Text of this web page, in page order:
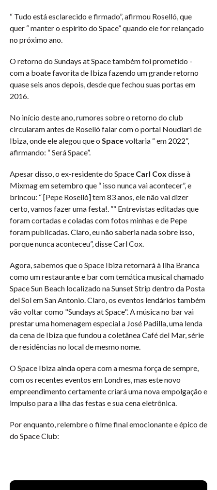
“ Tudo está esclarecido e firmado”, afirmou Roselló, que
quer “ manter o espírito do Space” quando ele for relançado
no próximo ano.
O retorno do Sundays at Space também foi prometido -
com a boate favorita de Ibiza fazendo um grande retorno
quase seis anos depois, desde que fechou suas portas em
2016.
No início deste ano, rumores sobre o retorno do club
circularam antes de Roselló falar com o portal Noudiari de
Ibiza, onde ele alegou que o Spacevoltaria “ em 2022”,
afirmando: “ Será Space”.
Apesar disso, o ex-residente do Space Carl Cox disse à
Mixmag em setembro que “ isso nunca vai acontecer”, e
brincou: “ [Pepe Roselló] tem 83 anos, ele não vai dizer
certo, vamos fazer uma festa!. ”“ Entrevistas editadas que
foram cortadas e coladas com fotos minhas e de Pepe
foram publicadas. Claro, eu não saberia nada sobre isso,
porque nunca aconteceu”, disse Carl Cox.
Agora, sabemos que o Space Ibiza retornará à Ilha Branca
como um restaurante e bar com temática musical chamado
Space Sun Beach localizado na Sunset Strip dentro da Posta
del Sol em San Antonio. Claro, os eventos lendários também
vão voltar como "Sundays at Space". A música no bar vai
prestar uma homenagem especial a José Padilla, uma lenda
da cena de Ibiza que fundou a coletânea Café del Mar, série
de residências no local de mesmo nome.
O Space Ibiza ainda opera com a mesma força de sempre,
com os recentes eventos em Londres, mas este novo
empreendimento certamente criará uma nova empolgação e
impulso para a ilha das festas e sua cena eletrônica.
Por enquanto, relembre o filme final emocionante e épico de
do Space Club: